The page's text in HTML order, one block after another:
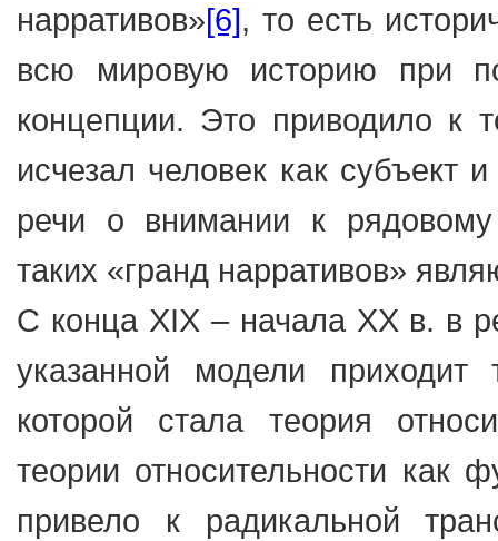
нарративов»[6], то есть
всю мировую историю при
концепции. Это приводило к
исчезал человек как субъект
речи о внимании к рядовому
таких «гранд нарративов»
С конца XIX – начала XX в. в
указанной модели приходит
которой стала теория
теории относительности как
привело к радикальной